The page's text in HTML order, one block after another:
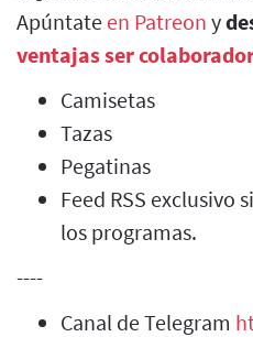
Apúntate en Patreon y
ventajas ser
Camisetas
Tazas
Pegatinas
Feed RSS exclusivo
los programas.
----
Canal de Telegram